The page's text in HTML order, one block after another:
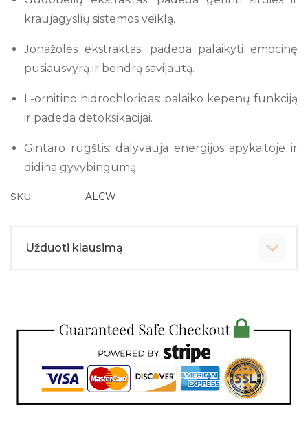
kraujagyslių sistemos veiklą.
Jonažolės ekstraktas: padeda palaikyti emocinę
pusiausvyrą ir bendrą savijautą.
L-ornitino hidrochloridas: palaiko kepenų funkciją
ir padeda detoksikacijai.
Gintaro rūgštis: dalyvauja energijos apykaitoje ir
didina gyvybingumą.
SKU: ALCW
Užduoti klausimą